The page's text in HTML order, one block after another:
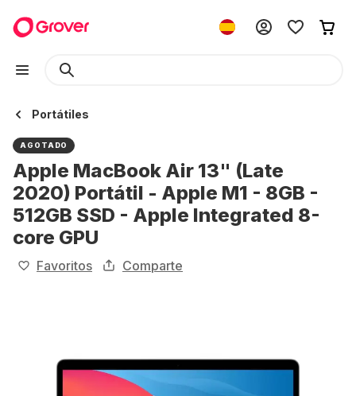
Portátiles
AGOTADO
Apple MacBook Air 13" (Late
2020) Portátil - Apple M1 - 8GB -
512GB SSD - Apple Integrated 8-
core GPU
Favoritos Comparte